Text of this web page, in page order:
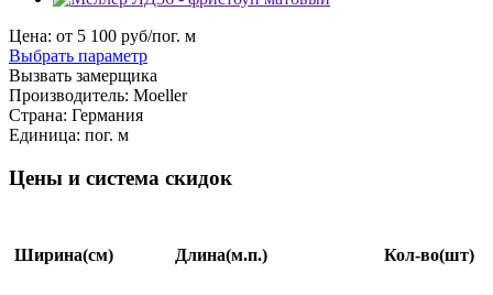
Цена: от 5 100 руб/пог. м
Выбрать параметр
Вызвать замерщика
Производитель: Moeller
Страна: Германия
Единица: пог. м
Цены и система скидок
Ширина(см) Длина(м.п.) Кол-во(шт)